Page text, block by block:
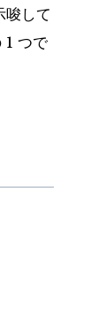
唆して
1 つで